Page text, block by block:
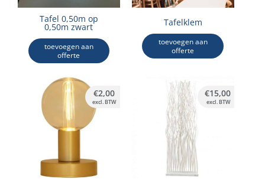
Tafel 0,50m op
0,50m zwart
toevoegen aan
offerte
Tafelklem
toevoegen aan
offerte
€2,00
excl. BTW
€15,00
excl. BTW